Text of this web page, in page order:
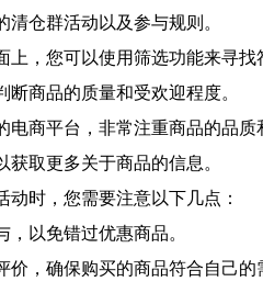
仓群活动以及参与规则。
上，您可以使用筛选功能来寻
商品的质量和受欢迎程度。
电商平台，非常注重商品的品
取更多关于商品的信息。
时，您需要注意以下几点：
以免错过优惠商品。
，确保购买的商品符合自己的